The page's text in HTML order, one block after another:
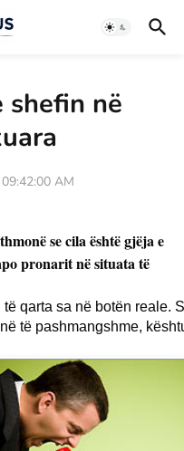
shefin në
AM
se cila është gjëja e
pronarit në situata të
qarta sa në botën reale.
të pashmangshme,